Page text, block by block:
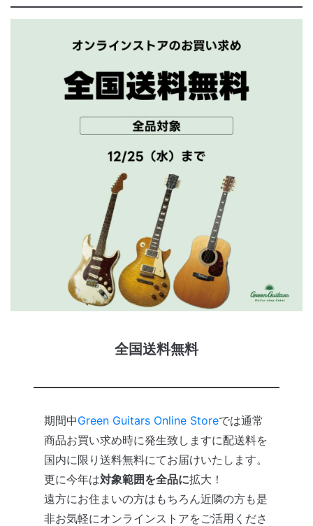
全国送料無料
期間中Green Guitars Online Storeでは通常
商品お買い求め時に発生致しますに配送料を
国内に限り送料無料にてお届けいたします。
更に今年は対象範囲を全品に拡大！
遠方にお住まいの方はもちろん近隣の方も是
非お気軽にオンラインストアをご活用くださ